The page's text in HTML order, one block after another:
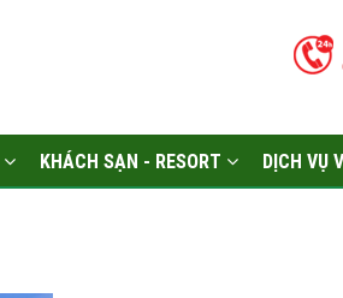
KHÁCH SẠN - RESORT DỊCH VỤ